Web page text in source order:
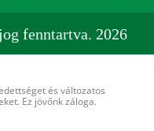
fenntartva. 2026
és változatos
Ez jövőnk záloga.